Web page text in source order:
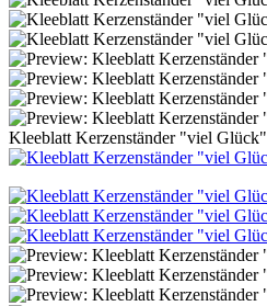
Kleeblatt Kerzenständer "viel Glück"